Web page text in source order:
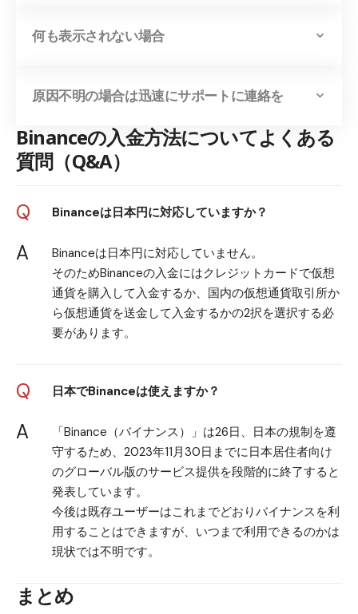
何も表示されない場合
原因不明の場合は迅速にサポートに連絡を
Binanceの入金方法についてよくある
質問（Q&A）
Q Binanceは日本円に対応していますか？
A
Binanceは日本円に対応していません。
そのためBinanceの入金にはクレジットカードで仮想
通貨を購入して入金するか、国内の仮想通貨取引所か
ら仮想通貨を送金して入金するかの2択を選択する必
要があります。
Q 日本でBinanceは使えますか？
A
「Binance（バイナンス）」は26日、日本の規制を遵
守するため、2023年11月30日までに日本居住者向け
のグローバル版のサービス提供を段階的に終了すると
発表しています。
今後は既存ユーザーはこれまでどおりバイナンスを利
用することはできますが、いつまで利用できるのかは
現状では不明です。
まとめ